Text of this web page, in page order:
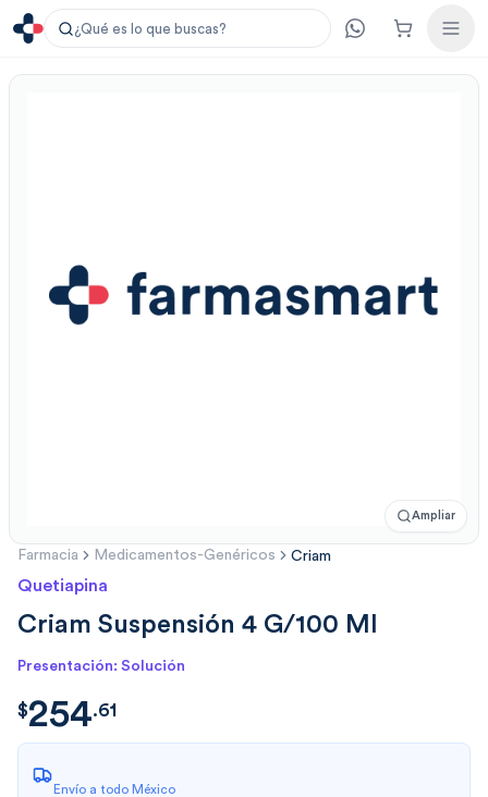
¿Qué es lo que buscas?
Ampliar
Farmacia Medicamentos-Genéricos Criam
Quetiapina
Criam Suspensión 4 G/100 Ml
Presentación: Solución
$254.6116
$254.61
Envío a todo México